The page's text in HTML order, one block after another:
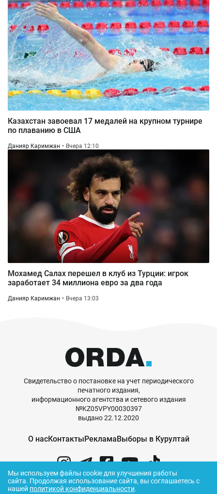
Казахстан завоевал 17 медалей на крупном турнире
по плаванию в США
Данияр Каримжан Вчера 12:10
Мохамед Салах перешел в клуб из Турции: игрок
заработает 34 миллиона евро за два года
Данияр Каримжан Вчера 13:03
Свидетельство о постановке на учет периодического
печатного издания,
информационного агентства и сетевого издания
№KZ05VPY00030397
выдано 22.12.2020
О насКонтактыРекламаВыборы в Курултай
Мы используем файлы cookie для улучшения работы
сайта. Продолжая использование сайта, вы соглашаетесь с
нашей политикой конфиденциальности.